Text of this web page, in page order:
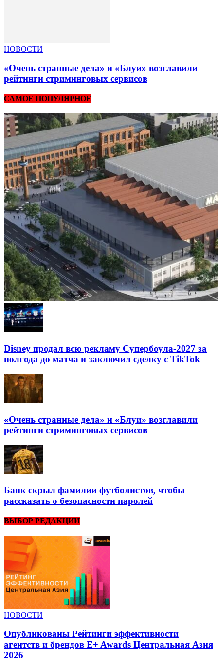
НОВОСТИ
«Очень странные дела» и «Блуи» возглавили
рейтинги стриминговых сервисов
САМОЕ ПОПУЛЯРНОЕ
Disney продал всю рекламу Супербоула-2027 за
полгода до матча и заключил сделку с TikTok
«Очень странные дела» и «Блуи» возглавили
рейтинги стриминговых сервисов
Банк скрыл фамилии футболистов, чтобы
рассказать о безопасности паролей
ВЫБОР РЕДАКЦИИ
НОВОСТИ
Опубликованы Рейтинги эффективности
агентств и брендов E+ Awards Центральная Азия
2026